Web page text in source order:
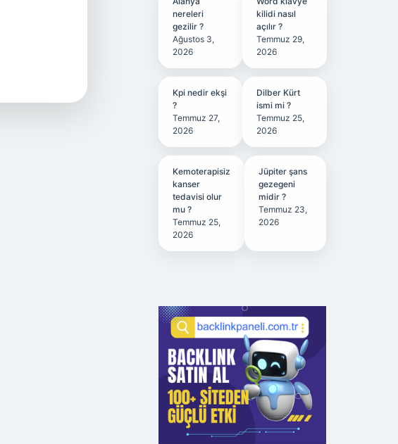
nereleri
gezilir ?
Ağustos 3,
2026
kilidi nasıl
açılır ?
Temmuz 29,
2026
Kpi nedir ekşi
?
Temmuz 27,
2026
Dilber Kürt
ismi mi ?
Temmuz 25,
2026
Kemoterapisiz
kanser
tedavisi olur
mu ?
Temmuz 25,
2026
Jüpiter şans
gezegeni
midir ?
Temmuz 23,
2026